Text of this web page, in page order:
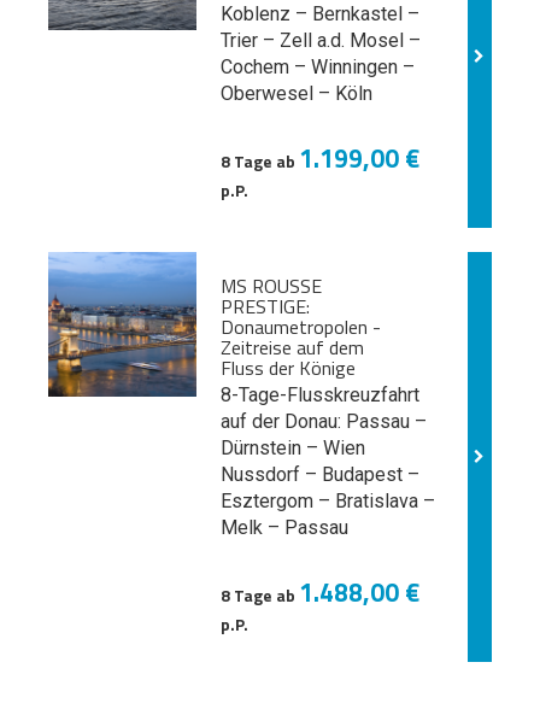
Koblenz – Bernkastel –
Trier – Zell a.d. Mosel –
Cochem – Winningen –
Oberwesel – Köln
8 Tage ab 1.199,00 €
p.P.
MS ROUSSE
PRESTIGE:
Donaumetropolen -
Zeitreise auf dem
Fluss der Könige
8-Tage-Flusskreuzfahrt
auf der Donau: Passau –
Dürnstein – Wien
Nussdorf – Budapest –
Esztergom – Bratislava –
Melk – Passau
8 Tage ab 1.488,00 €
p.P.